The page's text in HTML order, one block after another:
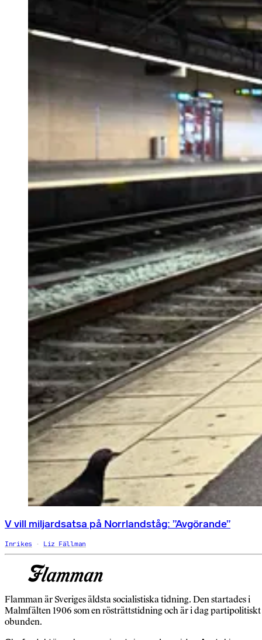
V vill miljardsatsa på Norrlandståg: ”Avgörande”
Inrikes Liz Fällman
Flamman är Sveriges äldsta socialistiska tidning. Den startades i
Malmfälten 1906 som en rösträttstidning och är i dag partipolitiskt
obunden.